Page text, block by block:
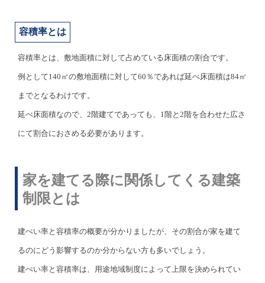
容積率とは
容積率とは、 敷地面積に対して占めている床面積の割合です。
例として140㎡の敷地面積に対して60％であれば延べ床面積は84㎡
までとなるわけです。
延べ床面積なので、2階建てであっても、1階と2階を合わせた広さ
にて割合におさめる必要があります。
家を建てる際に関係してくる建築
制限とは
建ぺい率と容積率の概要が分かりましたが、その割合が家を建て
るのにどう影響するのか分からない方も多いでしょう。
建ぺい率と容積率は、用途地域制度によって上限を決められてい